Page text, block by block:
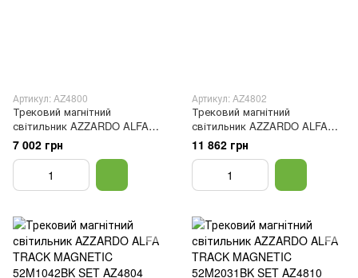
Артикул: AZ4800
Трековий магнітний
світильник AZZARDO ALFA
TRACK MAGNETIC 52M1041BK
SET
7 002 грн
Артикул: AZ4802
Трековий магнітний
світильник AZZARDO ALFA
TRACK MAGNETIC 52M1032BK
SET
11 862 грн